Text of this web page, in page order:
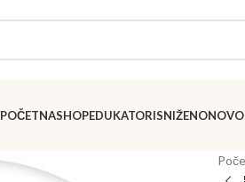
POČETNASHOPEDUKATORISNIŽENO